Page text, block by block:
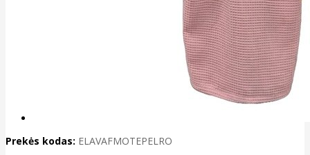
Prekės kodas: ELAVAFMOTEPELRO